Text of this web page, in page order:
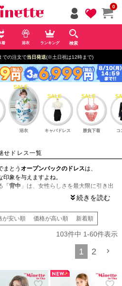
0
着 浴衣 ランキング 検索
での注文で当日発送(※土日祝は12時まで)
浴衣 キャバドレス 勝負下着 コ
せドレス一覧
まとうオープンバックのドレスは、
象を与えますよね。
「背中 」は、女性らしさを最大限に引き出
デザインから、
くすぐる絶妙なカッティングまで、
を豊富にご用意いたしました。
シンプルで洗練されたデザインが多いです
美しい背中のラインが、視覚的なサプライ
演出します。鍛え上げられたしなやかなラ
が安い順 価格が高い順 新着順
103件中 1-60件表示
1 2
ペー
ジト
ップ